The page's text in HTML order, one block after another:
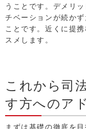
うことです。デメリ
チベーションが続か
ことです。近くに提
スメします。
これから司
す方へのア
まずは基礎の徹底を